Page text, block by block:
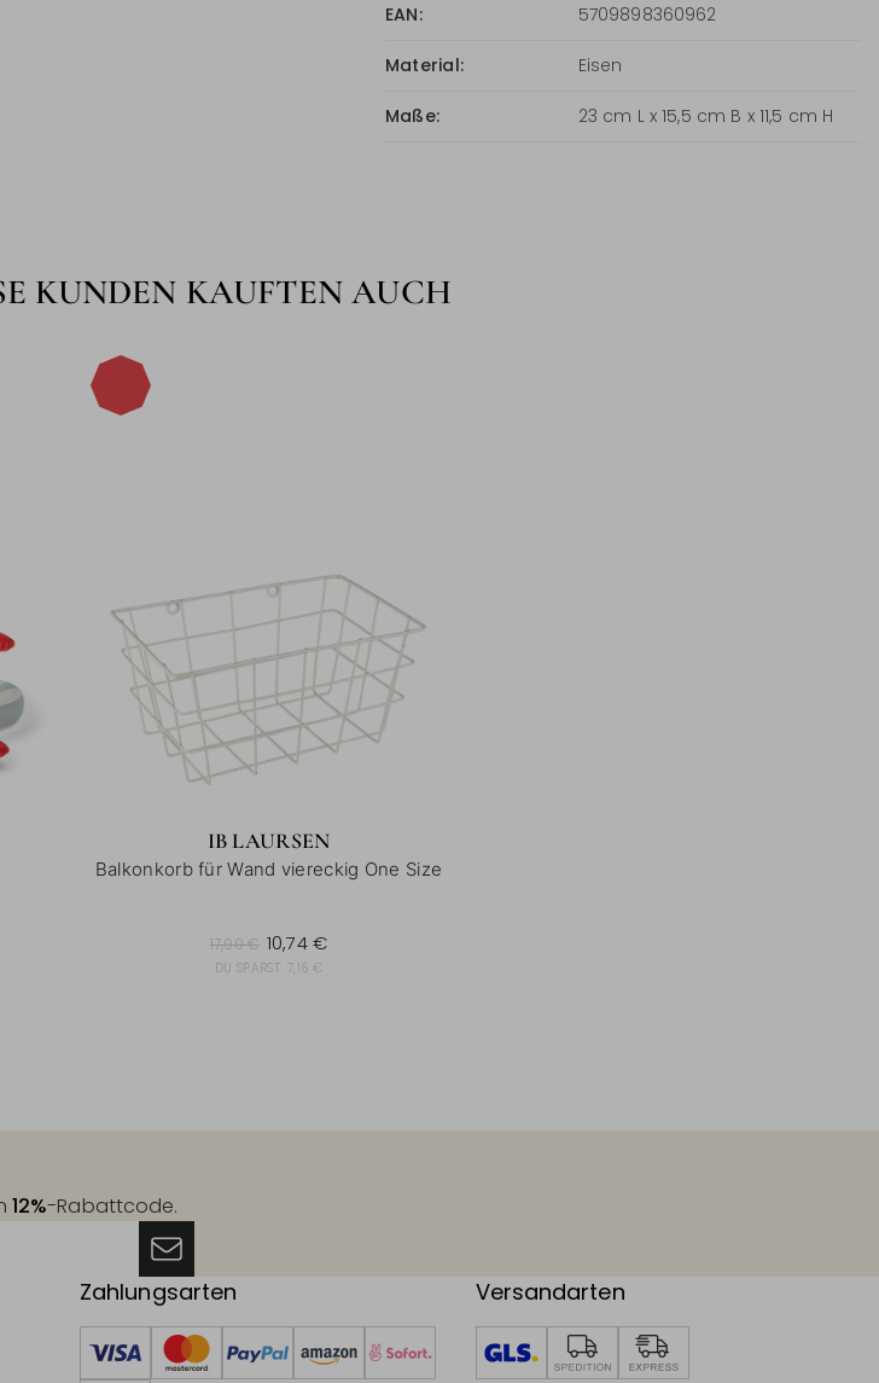
EAN: 5709898360962
Material: Eisen
Maße: 23 cm L x 15,5 cm B x 11,5 cm H
KUNDEN KAUFTEN AUCH
IB LAURSEN
Balkonkorb für Wand viereckig One Size
17,90 € 10,74 €
DU SPARST: 7,16 €
12%-Rabattcode.
Zahlungsarten Versandarten